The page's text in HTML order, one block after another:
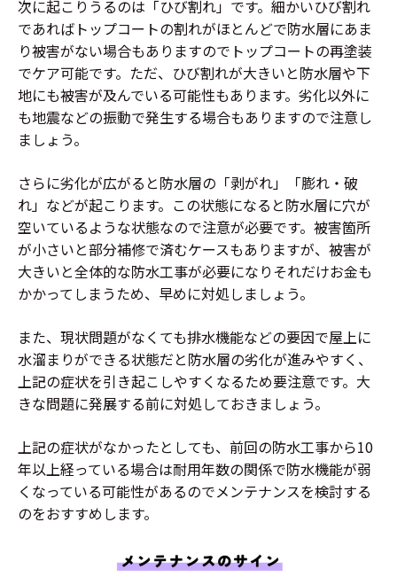
次に起こりうるのは「ひび割れ」です。細かいひび割れ
であればトップコートの割れがほとんどで防水層にあま
り被害がない場合もありますのでトップコートの再塗装
でケア可能です。ただ、ひび割れが大きいと防水層や下
地にも被害が及んでいる可能性もあります。劣化以外に
も地震などの振動で発生する場合もありますので注意し
ましょう。
さらに劣化が広がると防水層の「剥がれ」「膨れ・破
れ」などが起こります。この状態になると防水層に穴が
空いているような状態なので注意が必要です。被害箇所
が小さいと部分補修で済むケースもありますが、被害が
大きいと全体的な防水工事が必要になりそれだけお金も
かかってしまうため、早めに対処しましょう。
また、現状問題がなくても排水機能などの要因で屋上に
水溜まりができる状態だと防水層の劣化が進みやすく、
上記の症状を引き起こしやすくなるため要注意です。大
きな問題に発展する前に対処しておきましょう。
上記の症状がなかったとしても、前回の防水工事から10
年以上経っている場合は耐用年数の関係で防水機能が弱
くなっている可能性があるのでメンテナンスを検討する
のをおすすめします。